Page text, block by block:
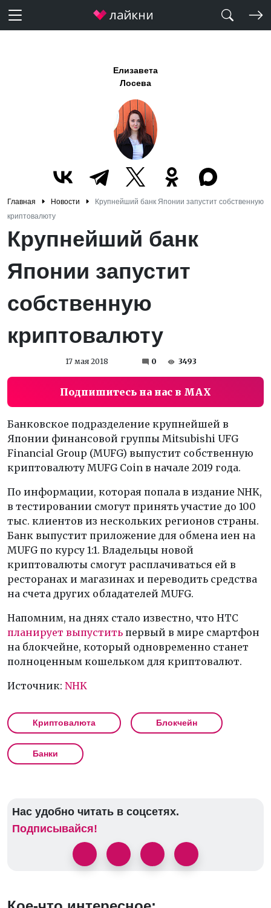
Елизавета
Лосева
Главная Новости
Крупнейший банк Японии запустит собственную
криптовалюту
Крупнейший банк
Японии запустит
собственную
криптовалюту
17 мая 2018 0 3493
Подпишитесь на нас в MAX
Банковское подразделение крупнейшей в
Японии финансовой группы Mitsubishi UFG
Financial Group (MUFG) выпустит собственную
криптовалюту MUFG Coin в начале 2019 года.
По информации, которая попала в издание NHK,
в тестировании смогут принять участие до 100
тыс. клиентов из нескольких регионов страны.
Банк выпустит приложение для обмена иен на
MUFG по курсу 1:1. Владельцы новой
криптовалюты смогут расплачиваться ей в
ресторанах и магазинах и переводить средства
на счета других обладателей MUFG.
Напомним, на днях стало известно, что HTC
планирует выпустить первый в мире смартфон
на блокчейне, который одновременно станет
полноценным кошельком для криптовалют.
Источник: NHK
Криптовалюта Блокчейн
Банки
Нас удобно читать в соцсетях.
Подписывайся!